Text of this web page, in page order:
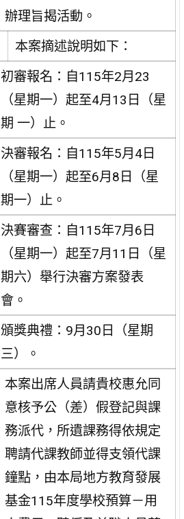
辦理旨揭活動。
本案摘述說明如下：
初審報名：自115年2月23
（星期一）起至4月13日（星
期 一）止。
決審報名：自115年5月4日
（星期一）起至6月8日（星
期一）止。
決賽審查：自115年7月6日
（星期一）起至7月11日（星
期六）舉行決審方案發表
會。
頒獎典禮：9月30日（星期
三）。
本案出席人員請貴校惠允同
意核予公（差）假登記與課
務派代，所遺課務得依規定
聘請代課教師並得支領代課
鐘點，由本局地方教育發展
基金115年度學校預算－用